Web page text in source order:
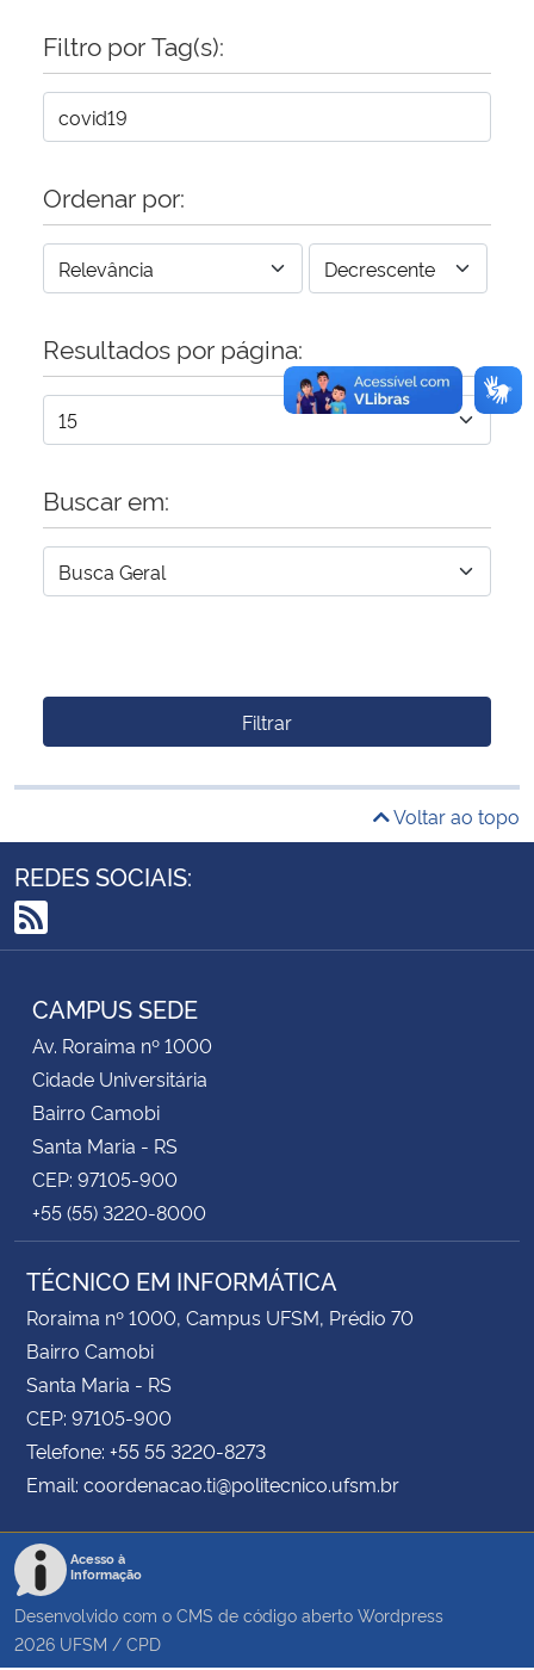
Ministério da Mulher, da Família e dos Direitos Humanos
Secretaria-Geral
Gabinete de Segurança Institucional
Banco Central do Brasil
Planalto
Filtro por Tag(s):
Ordenar por:
Resultados por página:
Buscar em:
Filtrar
Voltar ao topo
REDES SOCIAIS:
RSS
CAMPUS SEDE
Av. Roraima nº 1000
Cidade Universitária
Bairro Camobi
Santa Maria - RS
CEP: 97105-900
+55 (55) 3220-8000
TÉCNICO EM INFORMÁTICA
Roraima nº 1000, Campus UFSM, Prédio 70
Bairro Camobi
Santa Maria - RS
CEP: 97105-900
Telefone: +55 55 3220-8273
Email: coordenacao.ti@politecnico.ufsm.br
Acesso à
Informação
Desenvolvido com o CMS de código aberto Wordpress
2026 UFSM / CPD